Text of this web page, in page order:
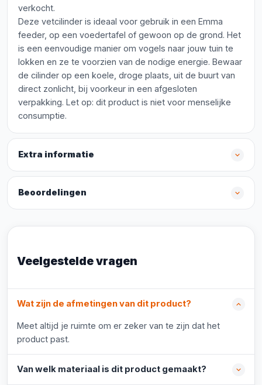
verkocht.
Deze vetcilinder is ideaal voor gebruik in een Emma
feeder, op een voedertafel of gewoon op de grond. Het
is een eenvoudige manier om vogels naar jouw tuin te
lokken en ze te voorzien van de nodige energie. Bewaar
de cilinder op een koele, droge plaats, uit de buurt van
direct zonlicht, bij voorkeur in een afgesloten
verpakking. Let op: dit product is niet voor menselijke
consumptie.
Extra informatie
Beoordelingen
Veelgestelde vragen
Wat zijn de afmetingen van dit product?
Meet altijd je ruimte om er zeker van te zijn dat het
product past.
Van welk materiaal is dit product gemaakt?